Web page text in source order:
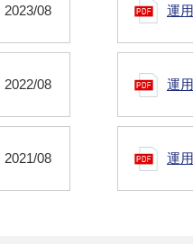
2023/08
2022/08
2021/08
運
運
運